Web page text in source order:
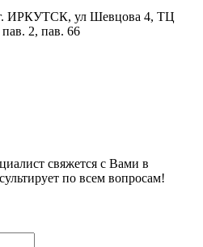
ИРКУТСК, ул Шевцова 4, ТЦ
2, пав. 66
свяжется с Вами в
по всем вопросам!